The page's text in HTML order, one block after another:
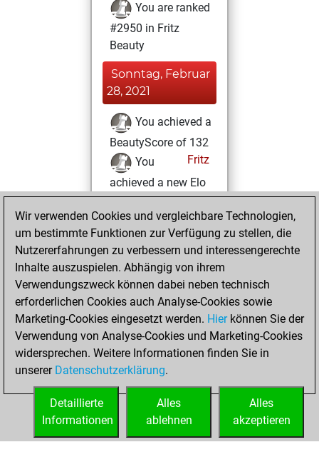
You are ranked
#2950 in Fritz
Beauty
Sonntag, Februar
28, 2021
You achieved a
BeautyScore of 132
Fritz
You
achieved a new Elo
of 1473
Samstag, Februar
13, 2021
You won
against Fritz
Fritz
Samstag, Januar
9, 2021
You created
your Fritz account
Wir verwenden Cookies und vergleichbare Technologien,
um bestimmte Funktionen zur Verfügung zu stellen, die
Nutzererfahrungen zu verbessern und interessengerechte
Inhalte auszuspielen. Abhängig von ihrem
Verwendungszweck können dabei neben technisch
erforderlichen Cookies auch Analyse-Cookies sowie
Marketing-Cookies eingesetzt werden. Hierkönnen Sie der
Verwendung von Analyse-Cookies und Marketing-Cookies
widersprechen. Weitere Informationen finden Sie in
unserer Datenschutzerklärung.
Alles
akzeptieren
Alles
ablehnen
Detaillierte
Informationen